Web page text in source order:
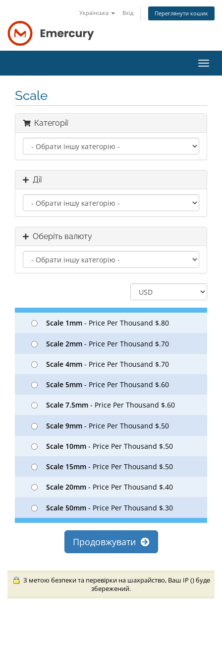
Українська Вхід Переглянути кошик
Scale
Категорії
Дії
Оберіть валюту
Scale 1mm - Price Per Thousand $.80
Scale 2mm - Price Per Thousand $.70
Scale 4mm - Price Per Thousand $.70
Scale 5mm - Price Per Thousand $.60
Scale 7.5mm - Price Per Thousand $.60
Scale 9mm - Price Per Thousand $.50
Scale 10mm - Price Per Thousand $.50
Scale 15mm - Price Per Thousand $.50
Scale 20mm - Price Per Thousand $.40
Scale 50mm - Price Per Thousand $.30
Продовжувати
З метою безпеки та перевірки на шахрайство, Ваш IP () буде
збережений.